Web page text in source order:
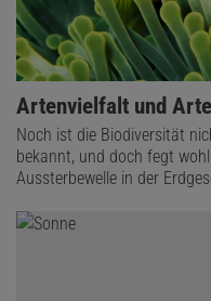
Artenvielfalt und
Noch ist die Biodiversität
bekannt, und doch fegt
Aussterbewelle in der